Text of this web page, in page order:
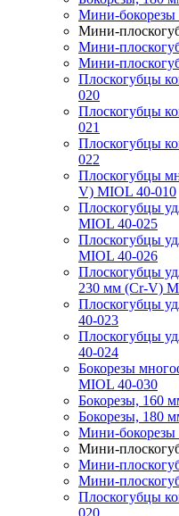
Мини-бокорезы
Мини-
Мини-
Мини-
Плоскогубцы
020
Плоскогубцы
021
Плоскогубцы
022
Плоскогубцы
V) MIOL 40-010
Плоскогубцы
MIOL 40-025
Плоскогубцы
MIOL 40-026
Плоскогубцы
230 мм (Cr-V)
Плоскогубцы
40-023
Плоскогубцы
40-024
Бокорезы
MIOL 40-030
Бокорезы, 160
Бокорезы, 180
Мини-бокорезы
Мини-
Мини-
Мини-
Плоскогубцы
020